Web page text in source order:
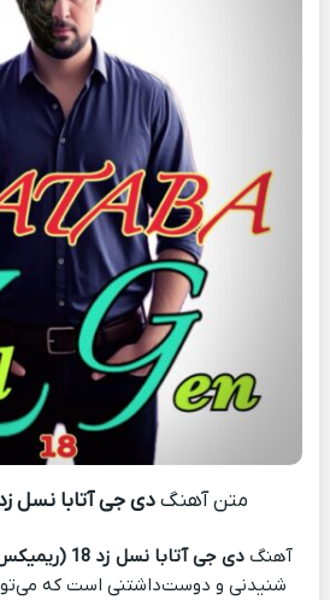
متن آهنگدی جی آتابا نسل زد 18
آهنگ دی جی آتابا نسل زد 18 (ریمیکس)
شنیدنی و دوست‌داشتنی است که